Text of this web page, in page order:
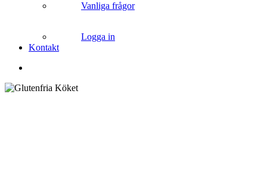
Vanliga frågor
Logga in
Kontakt